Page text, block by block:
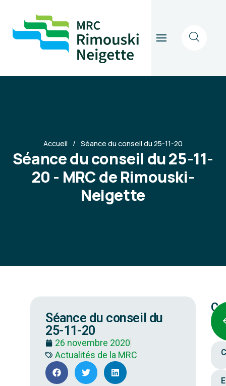
Accueil Séance du conseil du 25-11-20
Séance du conseil du 25-11-
20 - MRC de Rimouski-
Neigette
Séance du conseil du
25-11-20
26 novembre 2020
Actualités de la MRC